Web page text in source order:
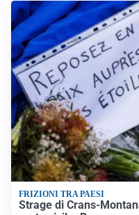
FRIZIONI TRA PAESI
Strage di Crans-